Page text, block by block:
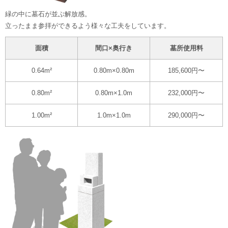
緑の中に墓石が並ぶ解放感。
立ったまま参拝ができるよう様々な工夫をしています。
面積 間口×奥行き 墓所使用料
0.64m² 0.80m×0.80m 185,600円〜
0.80m² 0.80m×1.0m 232,000円〜
1.00m² 1.0m×1.0m 290,000円〜